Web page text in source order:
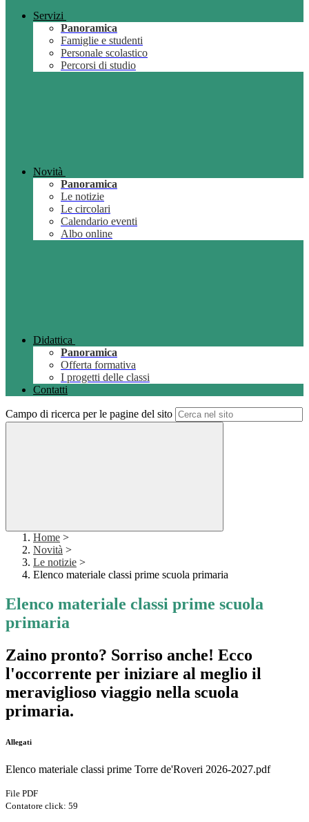
Servizi
Panoramica
Famiglie e studenti
Personale scolastico
Percorsi di studio
Novità
Panoramica
Le notizie
Le circolari
Calendario eventi
Albo online
Didattica
Panoramica
Offerta formativa
I progetti delle classi
Contatti
Campo di ricerca per le pagine del sito
Home >
Novità >
Le notizie >
Elenco materiale classi prime scuola primaria
Elenco materiale classi prime scuola
primaria
Zaino pronto? Sorriso anche! Ecco
l'occorrente per iniziare al meglio il
meraviglioso viaggio nella scuola
primaria.
Allegati
Elenco materiale classi prime Torre de'Roveri 2026-2027.pdf
File PDF
Contatore click: 59